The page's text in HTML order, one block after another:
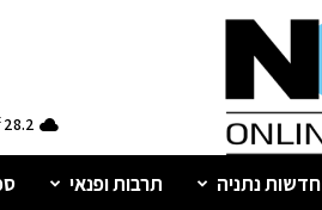
נתניה
28.2
חדשות נתניה תרבות ופנאי